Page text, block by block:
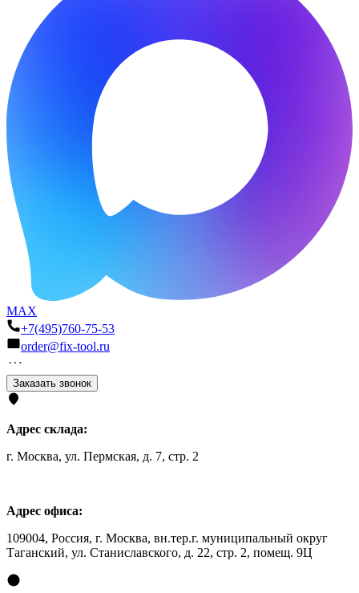
MAX
+7(495)760-75-53
order@fix-tool.ru
Заказать звонок
Адрес склада:
г. Москва, ул. Пермская, д. 7, стр. 2
Адрес офиса:
109004, Россия, г. Москва, вн.тер.г. муниципальный округ
Таганский, ул. Станиславского, д. 22, стр. 2, помещ. 9Ц